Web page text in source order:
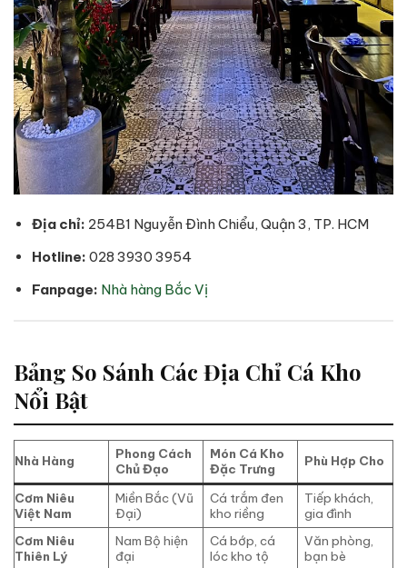
Địa chỉ: 254B1 Nguyễn Đình Chiểu, Quận 3, TP. HCM
Hotline: 028 3930 3954
Fanpage: Nhà hàng Bắc Vị
Bảng So Sánh Các Địa Chỉ Cá Kho
Nổi Bật
Nhà Hàng
Phong Cách
Chủ Đạo
Món Cá Kho
Đặc Trưng
Phù Hợp Cho
Cơm Niêu
Việt Nam
Miền Bắc (Vũ
Đại)
Cá trắm đen
kho riềng
Tiếp khách,
gia đình
Cơm Niêu
Thiên Lý
Nam Bộ hiện
đại
Cá bớp, cá
lóc kho tộ
Văn phòng,
bạn bè